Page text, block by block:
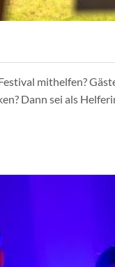
mithelfen?
Dann sei als